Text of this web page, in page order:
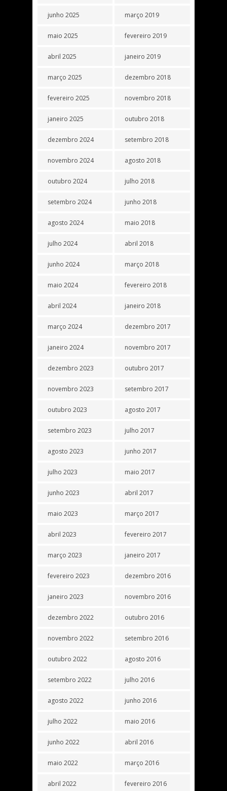
junho 2025
maio 2025
abril 2025
março 2025
fevereiro 2025
janeiro 2025
dezembro 2024
novembro 2024
outubro 2024
setembro 2024
agosto 2024
julho 2024
junho 2024
maio 2024
abril 2024
março 2024
janeiro 2024
dezembro 2023
novembro 2023
outubro 2023
setembro 2023
agosto 2023
julho 2023
junho 2023
maio 2023
abril 2023
março 2023
fevereiro 2023
janeiro 2023
dezembro 2022
novembro 2022
outubro 2022
setembro 2022
agosto 2022
julho 2022
junho 2022
maio 2022
abril 2022
março 2019
fevereiro 2019
janeiro 2019
dezembro 2018
novembro 2018
outubro 2018
setembro 2018
agosto 2018
julho 2018
junho 2018
maio 2018
abril 2018
março 2018
fevereiro 2018
janeiro 2018
dezembro 2017
novembro 2017
outubro 2017
setembro 2017
agosto 2017
julho 2017
junho 2017
maio 2017
abril 2017
março 2017
fevereiro 2017
janeiro 2017
dezembro 2016
novembro 2016
outubro 2016
setembro 2016
agosto 2016
julho 2016
junho 2016
maio 2016
abril 2016
março 2016
fevereiro 2016